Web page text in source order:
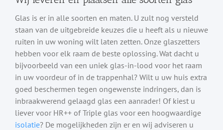
Glas is er in alle soorten en maten. U zult nog versteld
staan van de uitgebreide keuzes die u heeft als u nieuwe
ruiten in uw woning wilt laten zetten. Onze glaszetters
hebben voor elk raam de beste oplossing. Wat dacht u
bijvoorbeeld van een uniek glas-in-lood voor het raam
in uw voordeur of in de trappenhal? Wilt u uw huis extra
goed beschermen tegen ongewenste indringers, dan is
inbraakwerend gelaagd glas een aanrader! Of kiest u
liever voor HR++ of Triple glas voor een hoogwaardige
isolatie? De mogelijkheden zijn er en wij adviseren u